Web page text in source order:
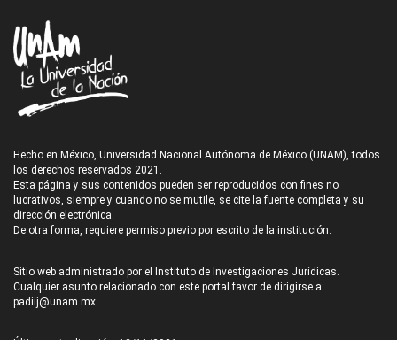
Hecho en México, Universidad Nacional Autónoma de México (UNAM), todos
los derechos reservados 2021.
Esta página y sus contenidos pueden ser reproducidos con fines no
lucrativos, siempre y cuando no se mutile, se cite la fuente completa y su
dirección electrónica.
De otra forma, requiere permiso previo por escrito de la institución.
Sitio web administrado por el Instituto de Investigaciones Jurídicas.
Cualquier asunto relacionado con este portal favor de dirigirse a:
padiij@unam.mx